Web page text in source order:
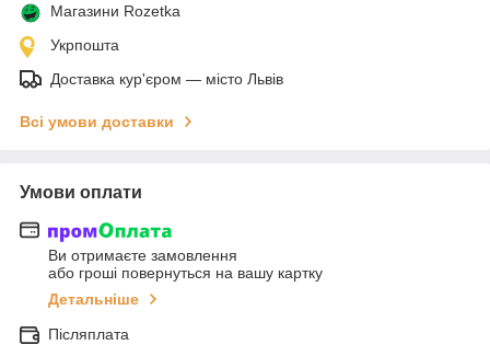
Магазини Rozetka
Укрпошта
Доставка кур'єром — місто Львів
Всі умови доставки
Умови оплати
Ви отримаєте замовлення
або гроші повернуться на вашу картку
Детальніше
Післяплата